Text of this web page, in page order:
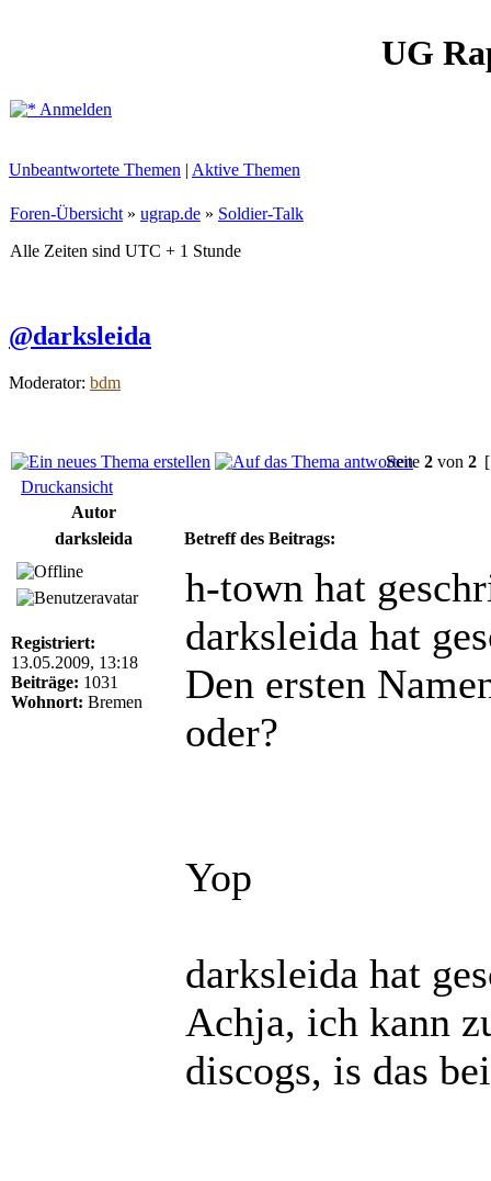
UG
Anmelden
Unbeantwortete Themen | Aktive Themen
Foren-Übersicht » ugrap.de » Soldier-Talk
Alle Zeiten sind UTC + 1 Stunde
@darksleida
Moderator: bdm
Seite 2 von 2
Druckansicht
Autor
darksleida
Betreff des Beitrags:
Registriert:
13.05.2009, 13:18
Beiträge: 1031
Wohnort: Bremen
h-town hat
darksleida hat
Den ersten
oder?
Yop
darksleida hat
Achja, ich kann
discogs, is das